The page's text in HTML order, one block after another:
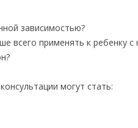
зависимостью?
всего применять к ребенку
могут стать: